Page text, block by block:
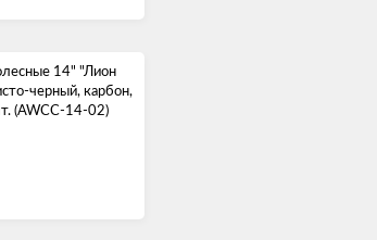
14" "Лион
черный, карбон,
(AWCC-14-02)